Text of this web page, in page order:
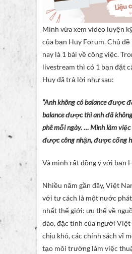
Mình vừa xem video luyện
của bạn Huy Forum. Chủ đề
nay là 1 bài về công việc.
livestream thì có 1 bạn đặt
Huy đã trả lời như sau:
“Anh không có balance được
balance được thì anh đã
phê mỗi ngày. … Mình làm
được công nhận, được cống
Và mình rất đồng ý với bạn
Nhiều năm gần đây, Việt
với tư cách là một nước
nhất thế giới: ưu thế về
dào, đặc tính của người
chịu khó, các chính sách vĩ
tạo môi trường làm việc